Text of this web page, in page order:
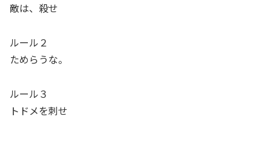
敵は、殺せ
ルール２
ためらうな。
ルール３
トドメを刺せ